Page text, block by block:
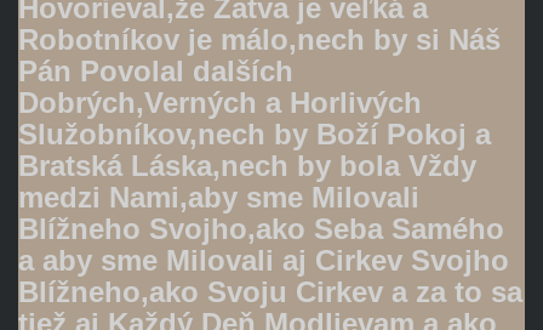
Hovorieval,že Žatva je veľká a
Robotníkov je málo,nech by si Náš
Pán Povolal dalších
Dobrých,Verných a Horlivých
Služobníkov,nech by Boží Pokoj a
Bratská Láska,nech by bola Vždy
medzi Nami,aby sme Milovali
Blížneho Svojho,ako Seba Samého
a aby sme Milovali aj Cirkev Svojho
Blížneho,ako Svoju Cirkev a za to sa